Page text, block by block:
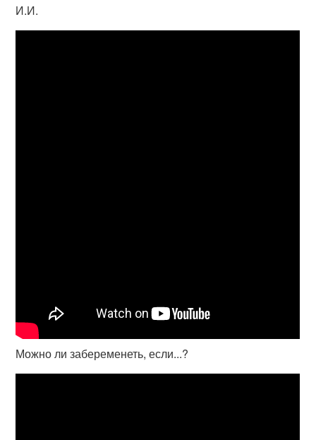
И.И.
Можно ли забеременеть, если...?